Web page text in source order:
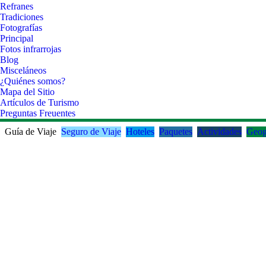
Refranes
Tradiciones
Fotografías
Principal
Fotos infrarrojas
Blog
Misceláneos
¿Quiénes somos?
Mapa del Sitio
Artículos de Turismo
Preguntas Freuentes
Guía de Viaje Seguro de Viaje Hoteles Paquetes Actividades